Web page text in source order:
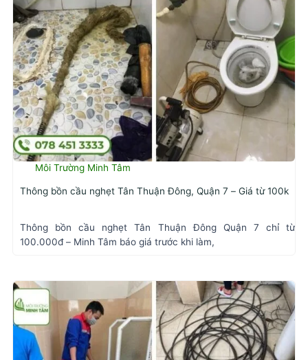
Môi Trường Minh Tâm
Thông bồn cầu nghẹt Tân Thuận Đông, Quận 7 – Giá từ 100k
Thông bồn cầu nghẹt Tân Thuận Đông Quận 7 chỉ từ
100.000đ – Minh Tâm báo giá trước khi làm,